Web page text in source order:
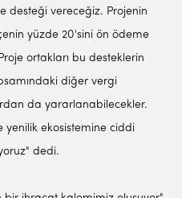
desteği vereceğiz. Projenin
yüzde 20'sini ön ödeme
ortakları bu desteklerin
diğer vergi
da yararlanabilecekler.
yenilik ekosistemine ciddi
dedi.